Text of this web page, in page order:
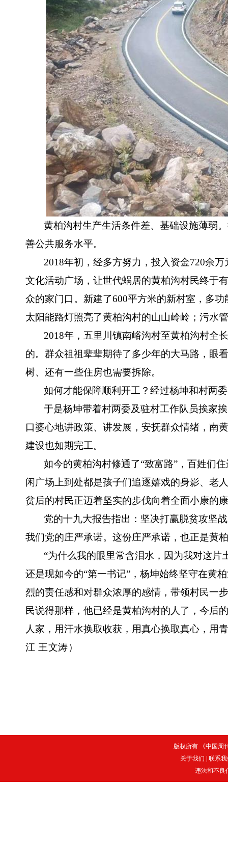
黄柏沟村生产生活条件差、基础设施薄弱
善公共服务水平。
2018年初，经多方努力，投入资金720余
文化活动广场，让世代蜗居的黄柏沟村民终于
众的家门口。新建了600平方米的新村室，多
太阳能路灯照亮了黄柏沟村的山山岭岭；污水
2018年，五里川镇南峪沟村至黄柏沟村全
的。群众祖祖辈辈期待了多少年的大马路，眼
树、还有一些住房也需要拆除。
如何才能保障顺利开工？经过杨坤和村两
于是杨坤带着村两委及驻村工作队员挨家
口婆心地讲政策、讲发展，安抚群众情绪，南
建设也如期完工。
如今的黄柏沟村修通了“致富路”，百姓们
闲广场上到处都是孩子们追逐嬉戏的身影、老
贫后的村民正迈着坚实的步伐向着全面小康的
党的十九大报告指出：坚决打赢脱贫攻坚
我们党的庄严承诺。这份庄严承诺，也正是黄
“为什么我的眼里常含泪水，因为我对这
还是现如今的“第一书记”，杨坤始终坚守在黄
烈的责任感和对群众浓厚的感情，带领村民一
民说得那样，他已经是黄柏沟村的人了，今后
人家，用汗水换取收获，用真心换取真心，用
江 王文涛）
版权所有 《中国周
关于我们
联系
违法和不良